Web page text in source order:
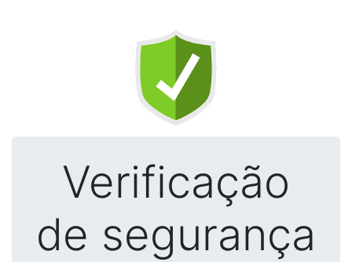
Verificação
de segurança